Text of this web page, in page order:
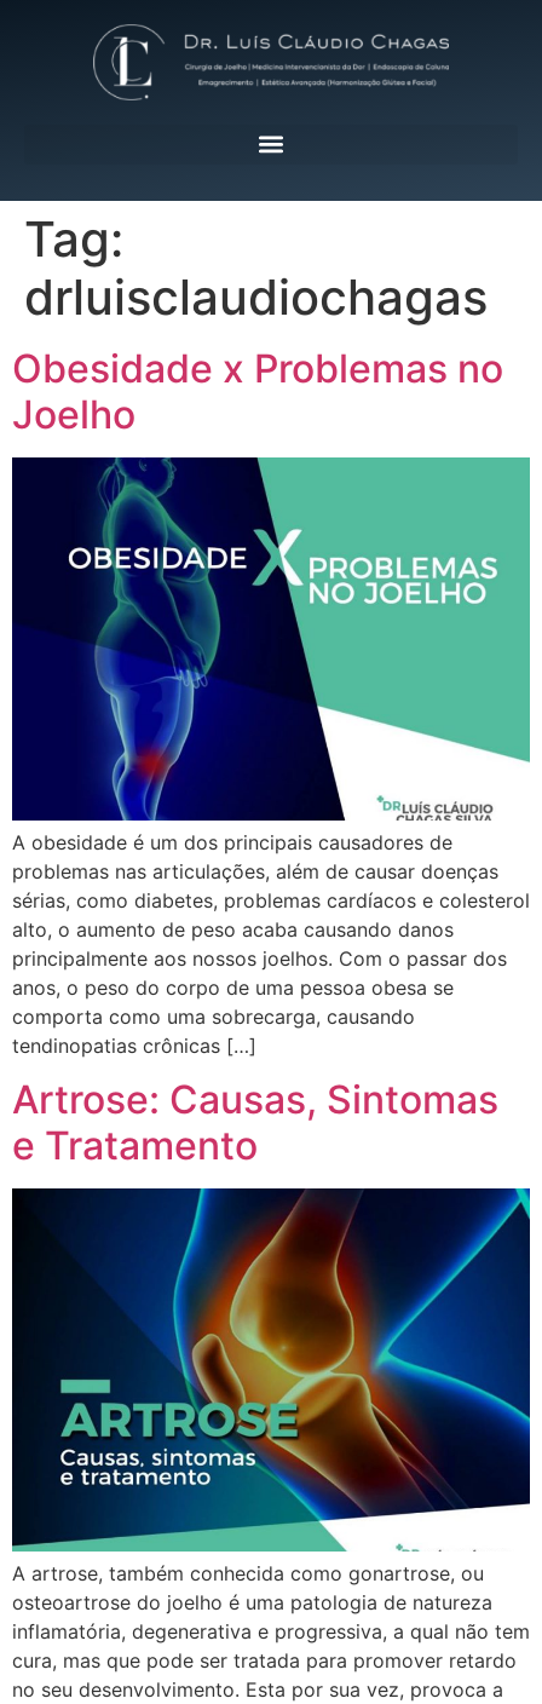
Tag:
drluisclaudiochagas
Obesidade x Problemas no
Joelho
A obesidade é um dos principais causadores de
problemas nas articulações, além de causar doenças
sérias, como diabetes, problemas cardíacos e colesterol
alto, o aumento de peso acaba causando danos
principalmente aos nossos joelhos. Com o passar dos
anos, o peso do corpo de uma pessoa obesa se
comporta como uma sobrecarga, causando
tendinopatias crônicas […]
Artrose: Causas, Sintomas
e Tratamento
A artrose, também conhecida como gonartrose, ou
osteoartrose do joelho é uma patologia de natureza
inflamatória, degenerativa e progressiva, a qual não tem
cura, mas que pode ser tratada para promover retardo
no seu desenvolvimento. Esta por sua vez, provoca a